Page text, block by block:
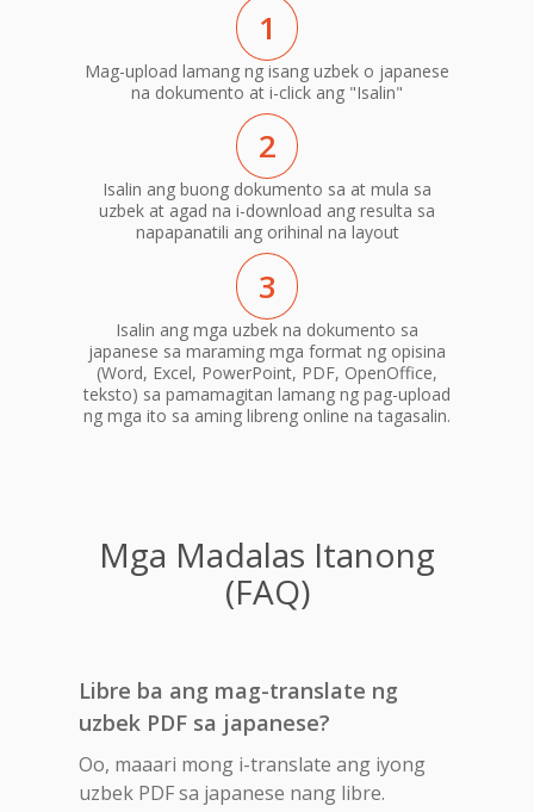
1
Mag-upload lamang ng isang uzbek o japanese
na dokumento at i-click ang "Isalin"
2
Isalin ang buong dokumento sa at mula sa
uzbek at agad na i-download ang resulta sa
napapanatili ang orihinal na layout
3
Isalin ang mga uzbek na dokumento sa
japanese sa maraming mga format ng opisina
(Word, Excel, PowerPoint, PDF, OpenOffice,
teksto) sa pamamagitan lamang ng pag-upload
ng mga ito sa aming libreng online na tagasalin.
Mga Madalas Itanong
(FAQ)
Libre ba ang mag-translate ng
uzbek PDF sa japanese?
Oo, maaari mong i-translate ang iyong
uzbek PDF sa japanese nang libre.